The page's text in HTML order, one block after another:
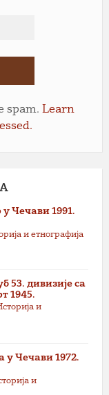
spam. Learn
Чечави 1991.
и етнографија
53. дивизије са
1945.
и
у Чечави 1972.
и